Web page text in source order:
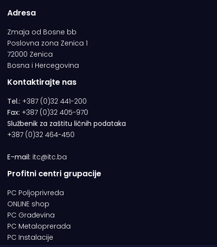
Adresa
Zmaja od Bosne bb
Poslovna zona Zenica 1
72000 Zenica
Bosna i Hercegovina
Kontaktirajte nas
Tel.: +387 (0)32 441-200
Fax: +387 (0)32 405-970
Službenik za zaštitu ličnih podataka
+387 (0)32 464-450
E-mail: itc@itc.ba
Profitni centri grupacije
PC Poljoprivreda
ONLINE shop
PC Građevina
PC Metaloprerada
PC Instalacije